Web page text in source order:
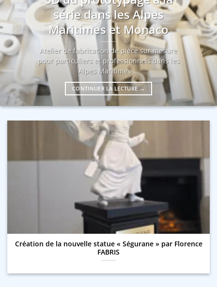
série dans les Alpes
Maritimes et Monaco
Atelier de fabrication de pièce sur mesure
pour particuliers et professionnels dans les
Alpes Maritimes ...
CONTINUER LA LECTURE →
Création de la nouvelle statue « Ségurane » par Florence
FABRIS